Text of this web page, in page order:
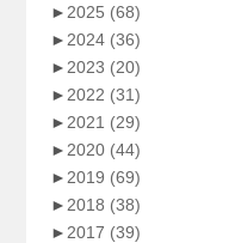
► 2025 (68)
► 2024 (36)
► 2023 (20)
► 2022 (31)
► 2021 (29)
► 2020 (44)
► 2019 (69)
► 2018 (38)
► 2017 (39)